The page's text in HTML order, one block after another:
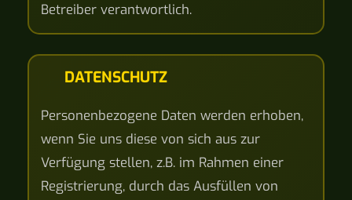
Betreiber verantwortlich.
DATENSCHUTZ
Personenbezogene Daten werden erhoben,
wenn Sie uns diese von sich aus zur
Verfügung stellen, z.B. im Rahmen einer
Registrierung, durch das Ausfüllen von